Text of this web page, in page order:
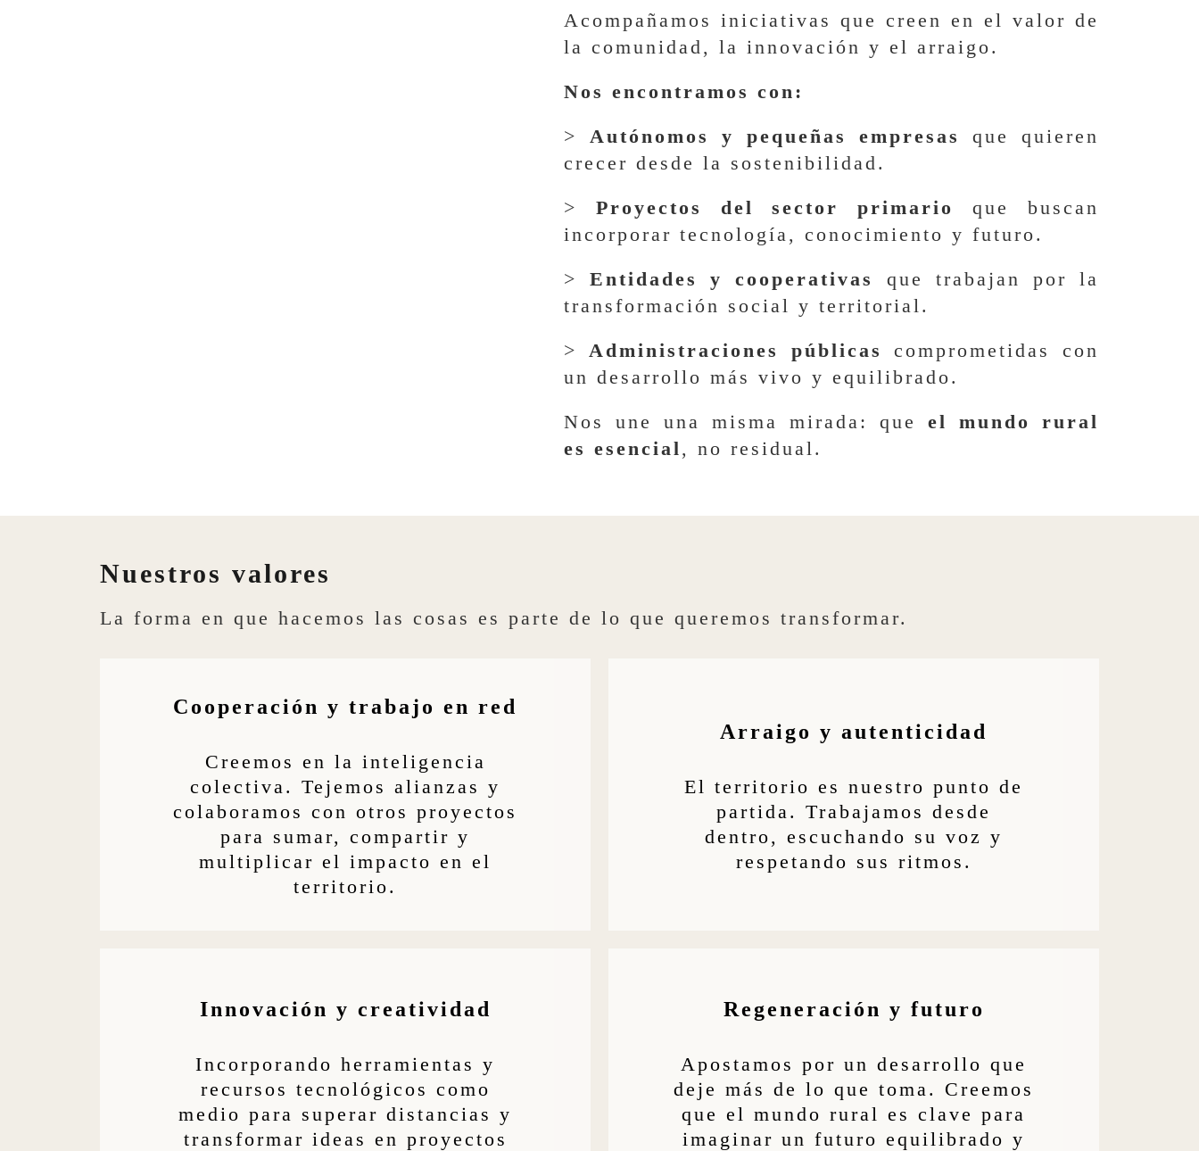
Acompañamos iniciativas que creen en el valor de
la comunidad, la innovación y el arraigo.
Nos encontramos con:
> Autónomos y pequeñas empresas
que quieren
crecer desde la sostenibilidad.
> Proyectos del sector primario
que buscan
incorporar tecnología, conocimiento y futuro.
>Entidades y cooperativas
que trabajan por la
transformación social y territorial.
>Administraciones públicas
comprometidas con
un desarrollo más vivo y equilibrado.
Nos une una misma mirada: que el mundo rural
es esencial, no residual.
Nuestros valores
La forma en que hacemos las cosas es parte de lo que queremos transformar.
Cooperación y trabajo en red
Creemos en la inteligencia
colectiva. Tejemos alianzas y
colaboramos con otros proyectos
para sumar, compartir y
multiplicar el impacto en el
territorio.
Innovación y creatividad
Incorporando herramientas y
recursos tecnológicos como
medio para superar distancias y
transformar ideas en proyectos
Arraigo y autenticidad
El territorio es nuestro punto de
partida. Trabajamos desde
dentro, escuchando su voz y
respetando sus ritmos.
Regeneración y futuro
Apostamos por un desarrollo que
deje más de lo que toma. Creemos
que el mundo rural es clave para
imaginar un futuro equilibrado y